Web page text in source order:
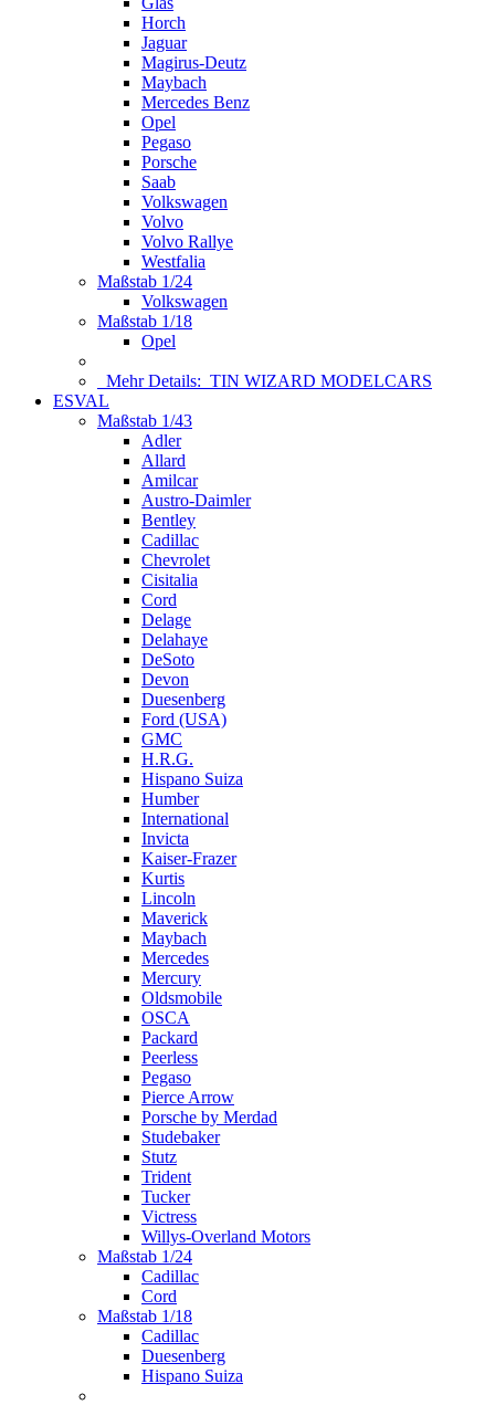
Horch
Jaguar
Magirus-Deutz
Maybach
Mercedes Benz
Opel
Pegaso
Porsche
Saab
Volkswagen
Volvo
Volvo Rallye
Westfalia
Maßstab 1/24
Volkswagen
Maßstab 1/18
Opel
Mehr Details: TIN WIZARD MODELCARS
ESVAL
Maßstab 1/43
Adler
Allard
Amilcar
Austro-Daimler
Bentley
Cadillac
Chevrolet
Cisitalia
Cord
Delage
Delahaye
DeSoto
Devon
Duesenberg
Ford (USA)
GMC
H.R.G.
Hispano Suiza
Humber
International
Invicta
Kaiser-Frazer
Kurtis
Lincoln
Maverick
Maybach
Mercedes
Mercury
Oldsmobile
OSCA
Packard
Peerless
Pegaso
Pierce Arrow
Porsche by Merdad
Studebaker
Stutz
Trident
Tucker
Victress
Willys-Overland Motors
Maßstab 1/24
Cadillac
Cord
Maßstab 1/18
Cadillac
Duesenberg
Hispano Suiza